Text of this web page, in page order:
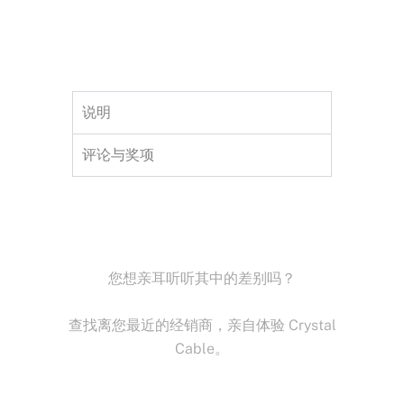
说明
评论与奖项
您想亲耳听听其中的差别吗？
查找离您最近的经销商，亲自体验 Crystal
Cable。